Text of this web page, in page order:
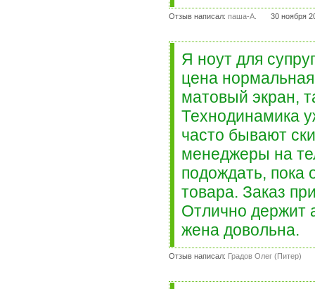
Отзыв написал: паша-A. 30 ноября
Я ноут для
цена
матовый экран,
Технодинамика
часто бывают
менеджеры на
подождать, пока
товара. Заказ
Отлично держит
жена довольна.
Отзыв написал: Градов Олег (Питер)